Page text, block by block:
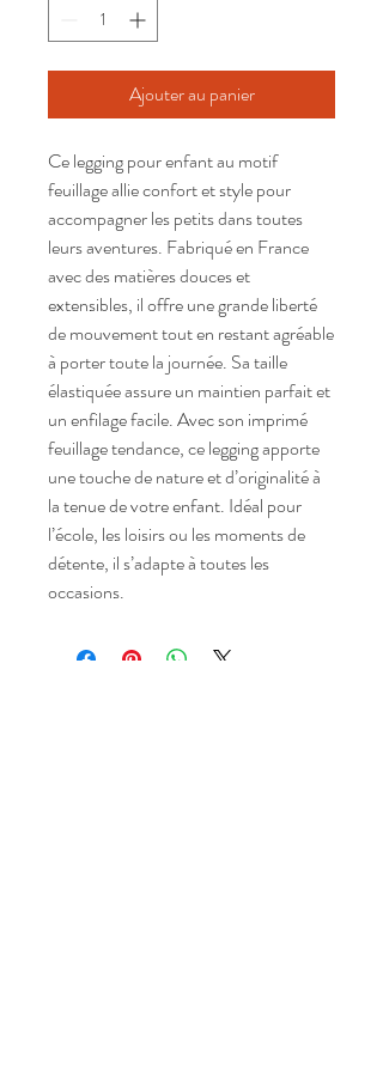
Ajouter au panier
Ce legging pour enfant au motif
feuillage allie confort et style pour
accompagner les petits dans toutes
leurs aventures. Fabriqué en France
avec des matières douces et
extensibles, il offre une grande liberté
de mouvement tout en restant agréable
à porter toute la journée. Sa taille
élastiquée assure un maintien parfait et
un enfilage facile. Avec son imprimé
feuillage tendance, ce legging apporte
une touche de nature et d’originalité à
la tenue de votre enfant. Idéal pour
l’école, les loisirs ou les moments de
détente, il s’adapte à toutes les
occasions.